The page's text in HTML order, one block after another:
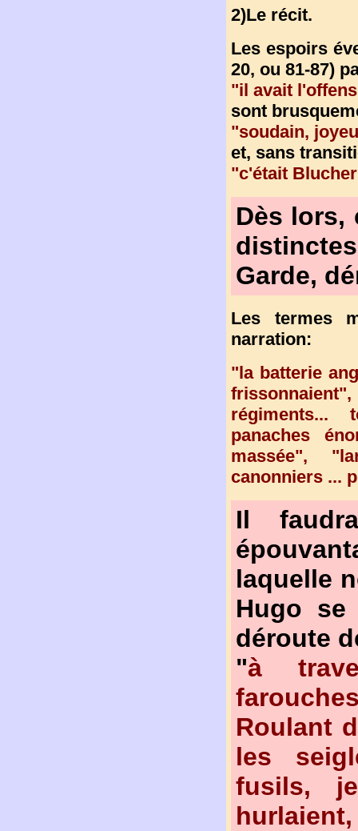
2)Le récit.
Les espoirs
20, ou 81-87)
"il avait
sont
"soudain,
et, sans
"c'était
Dès lors,
Garde,
Les termes
narration:
"la batterie
régiments...
panaches
massée",
canonniers ...
Il
laquelle
Hugo se
déroute
"à
Roulant
les
fusils,